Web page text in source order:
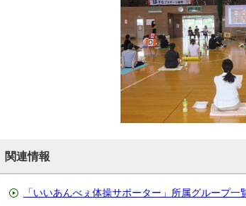
関連情報
「いいあんべぇ体操サポーター」所属グループ一